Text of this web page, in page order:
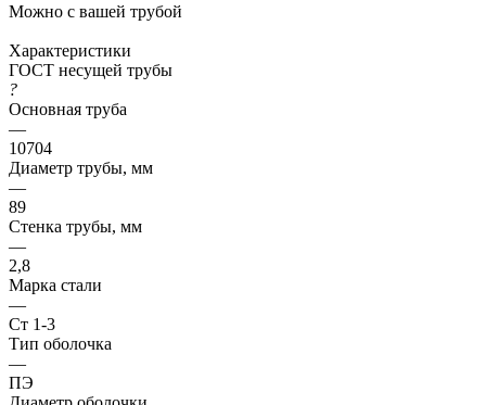
Можно с вашей трубой
Характеристики
ГОСТ несущей трубы
?
Основная труба
—
10704
Диаметр трубы, мм
—
89
Стенка трубы, мм
—
2,8
Марка стали
—
Ст 1-3
Тип оболочка
—
ПЭ